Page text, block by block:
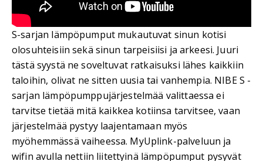
S-sarjan lämpöpumput mukautuvat sinun kotisi
olosuhteisiin sekä sinun tarpeisiisi ja arkeesi. Juuri
tästä syystä ne soveltuvat ratkaisuksi lähes kaikkiin
taloihin, olivat ne sitten uusia tai vanhempia. NIBE S -
sarjan lämpöpumppujärjestelmää valittaessa ei
tarvitse tietää mitä kaikkea kotiinsa tarvitsee, vaan
järjestelmää pystyy laajentamaan myös
myöhemmässä vaiheessa. MyUplink-palveluun ja
wifin avulla nettiin liitettyinä lämpöpumput pysyvät